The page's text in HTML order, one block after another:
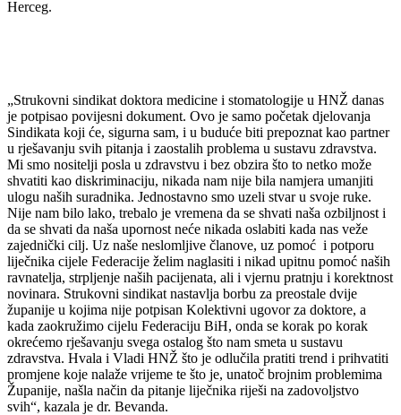
Herceg.
„Strukovni sindikat doktora medicine i stomatologije u HNŽ danas
je potpisao povijesni dokument. Ovo je samo početak djelovanja
Sindikata koji će, sigurna sam, i u buduće biti prepoznat kao partner
u rješavanju svih pitanja i zaostalih problema u sustavu zdravstva.
Mi smo nositelji posla u zdravstvu i bez obzira što to netko može
shvatiti kao diskriminaciju, nikada nam nije bila namjera umanjiti
ulogu naših suradnika. Jednostavno smo uzeli stvar u svoje ruke.
Nije nam bilo lako, trebalo je vremena da se shvati naša ozbiljnost i
da se shvati da naša upornost neće nikada oslabiti kada nas veže
zajednički cilj. Uz naše neslomljive članove, uz pomoć i potporu
liječnika cijele Federacije želim naglasiti i nikad upitnu pomoć naših
ravnatelja, strpljenje naših pacijenata, ali i vjernu pratnju i korektnost
novinara. Strukovni sindikat nastavlja borbu za preostale dvije
županije u kojima nije potpisan Kolektivni ugovor za doktore, a
kada zaokružimo cijelu Federaciju BiH, onda se korak po korak
okrećemo rješavanju svega ostalog što nam smeta u sustavu
zdravstva. Hvala i Vladi HNŽ što je odlučila pratiti trend i prihvatiti
promjene koje nalaže vrijeme te što je, unatoč brojnim problemima
Županije, našla način da pitanje liječnika riješi na zadovoljstvo
svih“, kazala je dr. Bevanda.